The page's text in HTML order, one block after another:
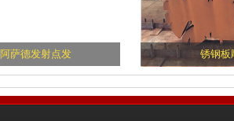
阿萨德发射点发 锈钢板